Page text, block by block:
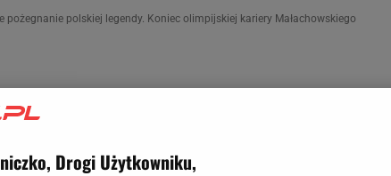
pożegnanie polskiej legendy. Koniec olimpijskiej kariery Małachowskiego
Drogi Użytkowniku,